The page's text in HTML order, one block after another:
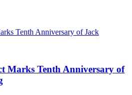
Marks Tenth Anniversary of